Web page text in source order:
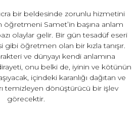
bir beldesinde zorunlu hizmetini
Samet’in başına anlam
olaylar gelir. Bir gün tesadüf eseri
gibi öğretmen olan bir kızla tanışır.
ve dünyayı kendi anlamına
onu belki de, iyinin ve kötünün
içindeki karanlığı dağıtan ve
temizleyen dönüştürücü bir işlev
görecektir.